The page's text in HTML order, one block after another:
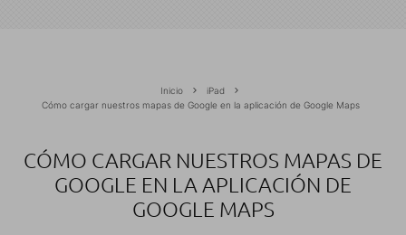
Inicio
iPad
Cómo cargar nuestros mapas de Google en la aplicación de Google Maps
CÓMO CARGAR NUESTROS MAPAS DE
GOOGLE EN LA APLICACIÓN DE
GOOGLE MAPS